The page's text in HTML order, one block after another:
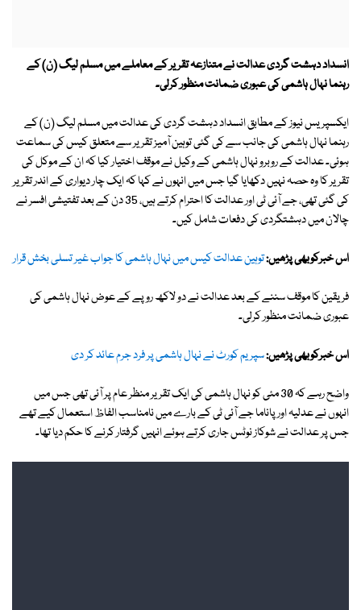
انسداد دہشت گردی عدالت نے متنازعہ تقریر کے معاملے میں مسلم لیگ (ن) کے
رہنما نہال ہاشمی کی عبوری ضمانت منظور کرلی۔
ایکسپریس نیوز کے مطابق انسداد دہشت گردی کی عدالت میں مسلم لیگ (ن) کے
رہنما نہال ہاشمی کی جانب سے کی گئی توہین آمیز تقریر سے متعلق کیس کی سماعت
ہوئی۔ عدالت کے روبرو نہال ہاشمی کے وکیل نے موقف اختیار کیا کہ ان کے موکل کی
تقریر کا وہ حصہ نہیں دکھایا گیا جس میں انہوں نے کہا کہ ایک چار دیواری کے اندر تقریر
کی گئی تھی، جے آئی ٹی اور عدالت کا احترام کرتے ہیں، 35 دن کے بعد تفتیشی افسر نے
چالان میں دہشتگردی کی دفعات شامل کیں۔
اس خبرکوبھی پڑھیں:توہین عدالت کیس میں نہال ہاشمی کا جواب غیر تسلی بخش قرار
فریقین کا موقف سننے کے بعد عدالت نے دو لاکھ روپے کے عوض نہال ہاشمی کی
عبوری ضمانت منظور کرلی۔
اس خبرکوبھی پڑھیں:سپریم کورٹ نے نہال ہاشمی پر فرد جرم عائد کر دی
واضح رہے کہ 30 مئی کو نہال ہاشمی کی ایک تقریر منظر عام پر آئی تھی جس میں
انہوں نے عدلیہ اور پاناما جے آئی ٹی کے بارے میں نامناسب الفاظ استعمال کیے تھے
جس پر عدالت نے شوکاز نوٹس جاری کرتے ہوئے انہیں گرفتار کرنے کا حکم دیا تھا۔